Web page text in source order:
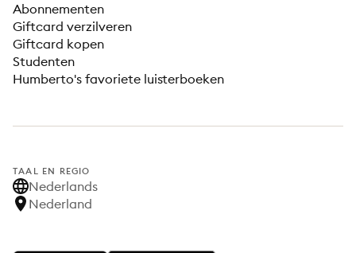
Abonnementen
Giftcard verzilveren
Giftcard kopen
Studenten
Humberto's favoriete luisterboeken
TAAL EN REGIO
Nederlands
Nederland